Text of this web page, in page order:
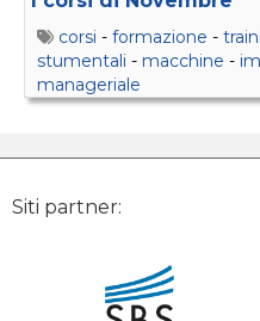
corsi - formazione -
stumentali - macchine -
manageriale
Siti partner: